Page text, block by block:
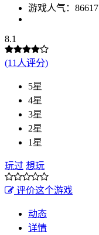
游戏人气：86617
8.1
(11人评分)
5星
4星
3星
2星
1星
玩过 想玩
评价这个游戏
动态
详情